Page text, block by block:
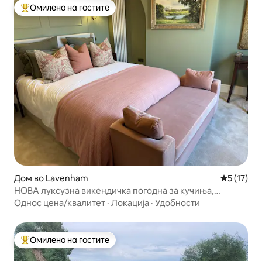
Меѓу најуспешните „Омилени на гостите“
Омилено на гостите
Дом во Lavenham
5 (17)
НОВА луксузна викендичка погодна за кучиња,
паркинг за електрични возила, градина
Однос цена/квалитет · Локација · Удобности
Меѓу најуспешните „Омилени на гостите“
Омилено на гостите